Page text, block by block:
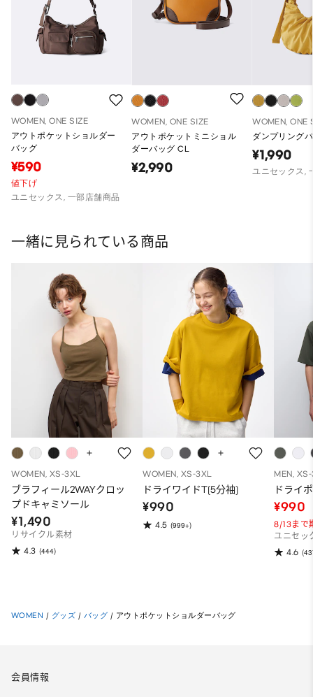
WOMEN, ONE SIZE
アウトポケットショルダー
バッグ
¥590
値下げ
ユニセックス, 一部店舗商品
WOMEN, ONE SIZE
アウトポケットミニショル
ダーバッグ CL
¥2,990
WOMEN, ONE
ダンプリング
¥1,990
ユニセックス,
一緒に見られている商品
WOMEN, XS-3XL
ブラフィール2WAYクロッ
プドキャミソール
¥1,490
リサイクル素材
4.3 (444)
WOMEN, XS-3XL
ドライワイドT(5分袖)
¥990
4.5 (999+)
MEN,
ドライ
¥990
8/13まで
ユニセッ
4.6
WOMEN / グッズ / バッグ / アウトポケットショルダーバッグ
会員情報